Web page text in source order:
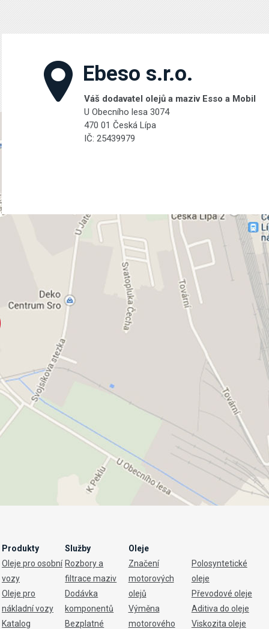
Ebeso s.r.o.
Váš dodavatel olejů a maziv Esso a Mobil
U Obecního lesa 3074
470 01 Česká Lípa
IČ: 25439979
Produkty
Oleje pro osobní
vozy
Oleje pro
nákladní vozy
Katalog
Služby
Rozbory a
filtrace maziv
Dodávka
komponentů
Bezplatné
Oleje
Značení
motorových
olejů
Výměna
motorového
Polosyntetické
oleje
Převodové oleje
Aditiva do oleje
Viskozita oleje